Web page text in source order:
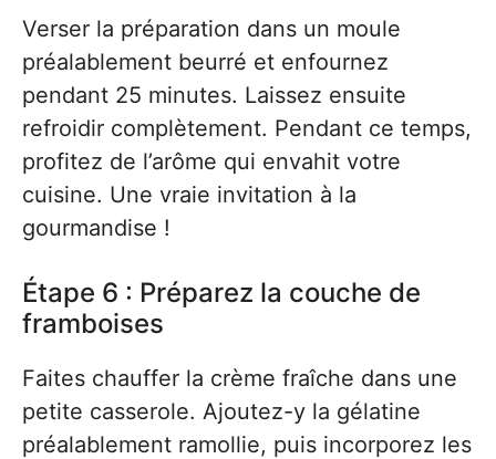
Verser la préparation dans un moule
préalablement beurré et enfournez
pendant 25 minutes. Laissez ensuite
refroidir complètement. Pendant ce temps,
profitez de l’arôme qui envahit votre
cuisine. Une vraie invitation à la
gourmandise !
Étape 6 : Préparez la couche de
framboises
Faites chauffer la crème fraîche dans une
petite casserole. Ajoutez-y la gélatine
préalablement ramollie, puis incorporez les